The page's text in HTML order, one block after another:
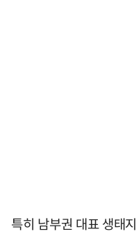
특히 남부권 대표 생태